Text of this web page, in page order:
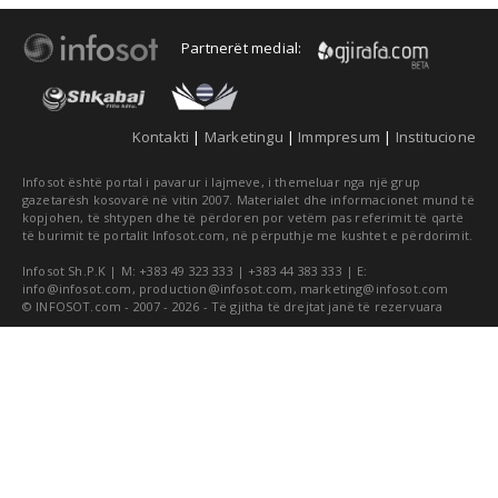
Partnerët medial:
Kontakti | Marketingu | Immpresum | Institucione
Infosot është portal i pavarur i lajmeve, i themeluar nga një grup
gazetarësh kosovarë në vitin 2007. Materialet dhe informacionet mund të
kopjohen, të shtypen dhe të përdoren por vetëm pas referimit të qartë
të burimit të portalit Infosot.com, në përputhje me kushtet e përdorimit.
Infosot Sh.P.K | M: +383 49 323 333 | +383 44 383 333 | E:
info@infosot.com , production@infosot.com , marketing@infosot.com
© INFOSOT.com - 2007 - 2026 - Të gjitha të drejtat janë të rezervuara